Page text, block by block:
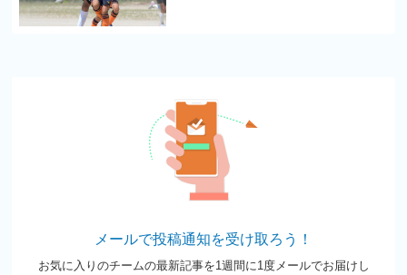
メールで投稿通知を受け取ろう！
お気に入りのチームの最新記事を1週間に1度メールでお届けし